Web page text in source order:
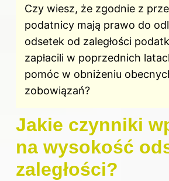
Czy wiesz, że zgodnie z
podatnicy mają prawo do
odsetek od zaległości
zapłacili w poprzednich
pomóc w obniżeniu
zobowiązań?
Jakie czynniki
na wysokość
zaległości?